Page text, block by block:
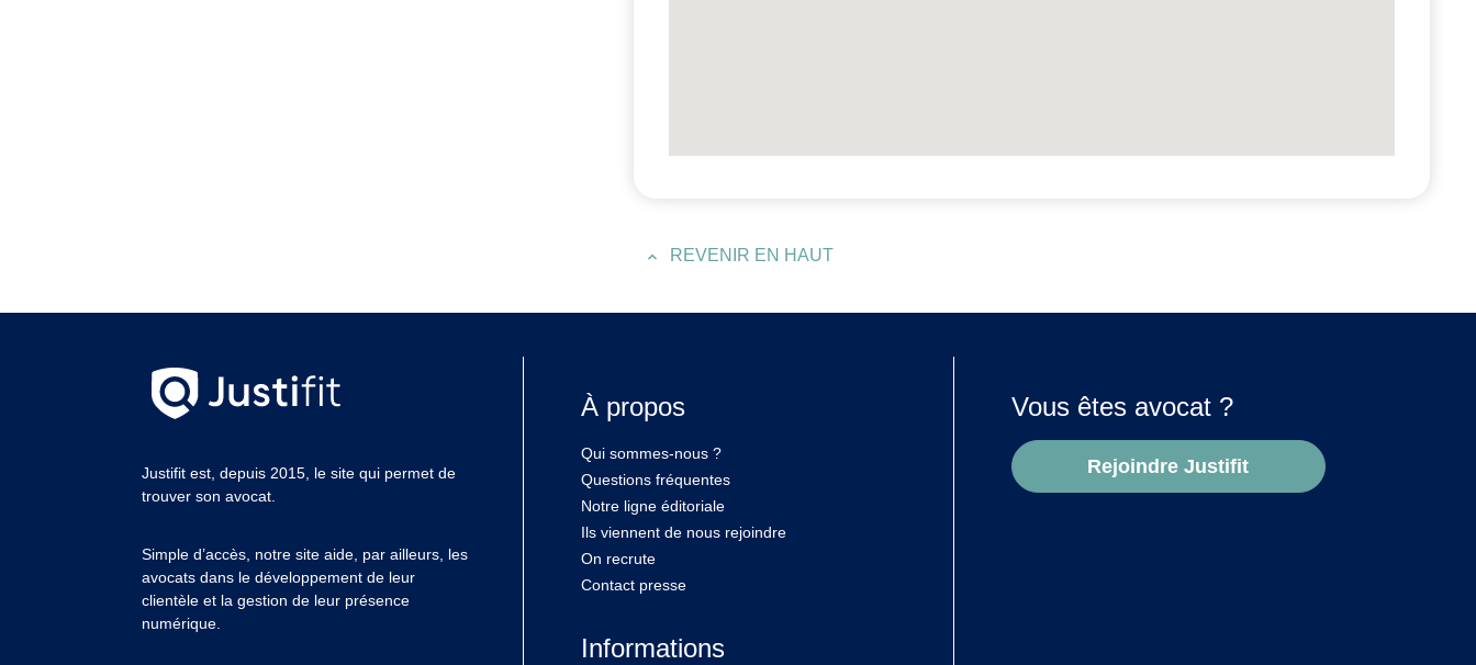
REVENIR EN HAUT
Justifit est, depuis 2015, le site qui permet de
trouver son avocat.
Simple d’accès, notre site aide, par ailleurs, les
avocats dans le développement de leur
clientèle et la gestion de leur présence
numérique.
À propos
Qui sommes-nous ?
Questions fréquentes
Notre ligne éditoriale
Ils viennent de nous rejoindre
On recrute
Contact presse
Informations
Vous êtes avocat ?
Rejoindre Justifit